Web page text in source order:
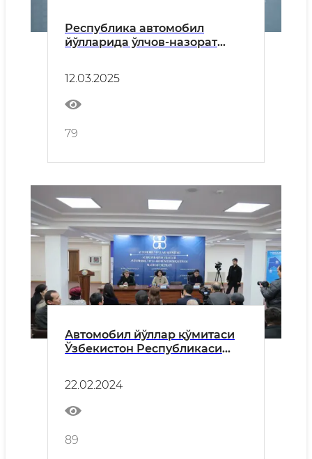
Республика автомобил
йўлларида ўлчов-назорат
кенг жалб қилиш бўйича
амалга оширилаётган ишлар.
12.03.2025
79
Автомобил йўллар қўмитаси
Ўзбекистон Республикаси
Ахборот ва оммавий
коммуникациялар агентлиги
билан ҳамкорликда
Сурхондарё вилояти ОАВ
вакиллари ва журналистлари
22.02.2024
89